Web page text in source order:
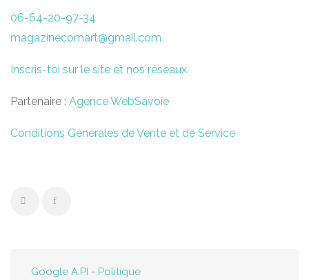
06-64-20-97-34
magazinecomart@gmail.com
Inscris-toi sur le site et nos réseaux
Partenaire : Agence WebSavoie
Conditions Générales de Vente et de Service
Google A.PI - Politique